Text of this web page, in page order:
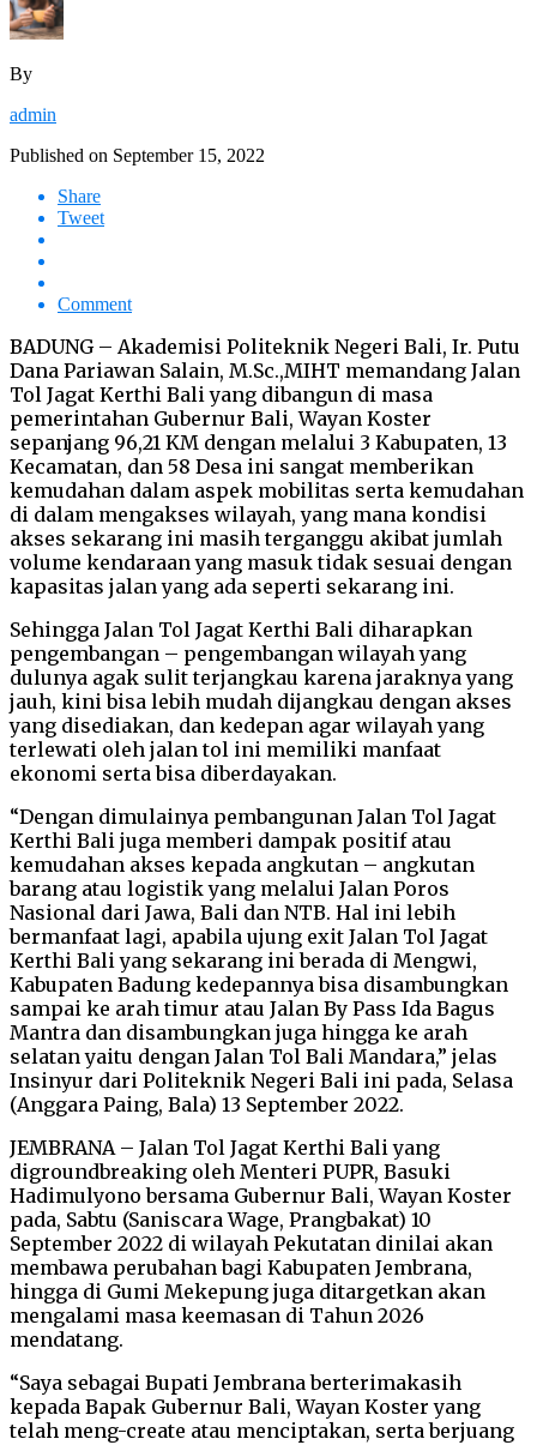
By
admin
Published on September 15, 2022
Share
Tweet
Comment
BADUNG – Akademisi Politeknik Negeri Bali, Ir. Putu
Dana Pariawan Salain, M.Sc.,MIHT memandang Jalan
Tol Jagat Kerthi Bali yang dibangun di masa
pemerintahan Gubernur Bali, Wayan Koster
sepanjang 96,21 KM dengan melalui 3 Kabupaten, 13
Kecamatan, dan 58 Desa ini sangat memberikan
kemudahan dalam aspek mobilitas serta kemudahan
di dalam mengakses wilayah, yang mana kondisi
akses sekarang ini masih terganggu akibat jumlah
volume kendaraan yang masuk tidak sesuai dengan
kapasitas jalan yang ada seperti sekarang ini.
Sehingga Jalan Tol Jagat Kerthi Bali diharapkan
pengembangan – pengembangan wilayah yang
dulunya agak sulit terjangkau karena jaraknya yang
jauh, kini bisa lebih mudah dijangkau dengan akses
yang disediakan, dan kedepan agar wilayah yang
terlewati oleh jalan tol ini memiliki manfaat
ekonomi serta bisa diberdayakan.
“Dengan dimulainya pembangunan Jalan Tol Jagat
Kerthi Bali juga memberi dampak positif atau
kemudahan akses kepada angkutan – angkutan
barang atau logistik yang melalui Jalan Poros
Nasional dari Jawa, Bali dan NTB. Hal ini lebih
bermanfaat lagi, apabila ujung exit Jalan Tol Jagat
Kerthi Bali yang sekarang ini berada di Mengwi,
Kabupaten Badung kedepannya bisa disambungkan
sampai ke arah timur atau Jalan By Pass Ida Bagus
Mantra dan disambungkan juga hingga ke arah
selatan yaitu dengan Jalan Tol Bali Mandara,” jelas
Insinyur dari Politeknik Negeri Bali ini pada, Selasa
(Anggara Paing, Bala) 13 September 2022.
JEMBRANA – Jalan Tol Jagat Kerthi Bali yang
digroundbreaking oleh Menteri PUPR, Basuki
Hadimulyono bersama Gubernur Bali, Wayan Koster
pada, Sabtu (Saniscara Wage, Prangbakat) 10
September 2022 di wilayah Pekutatan dinilai akan
membawa perubahan bagi Kabupaten Jembrana,
hingga di Gumi Mekepung juga ditargetkan akan
mengalami masa keemasan di Tahun 2026
mendatang.
“Saya sebagai Bupati Jembrana berterimakasih
kepada Bapak Gubernur Bali, Wayan Koster yang
telah meng-create atau menciptakan, serta berjuang